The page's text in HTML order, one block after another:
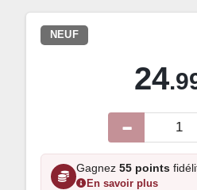
NEUF
24
Gagnez 55 points
En savoir plus